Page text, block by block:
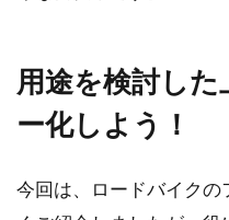
用途を検討し
ー化しよう！
今回は、ロードバイクの